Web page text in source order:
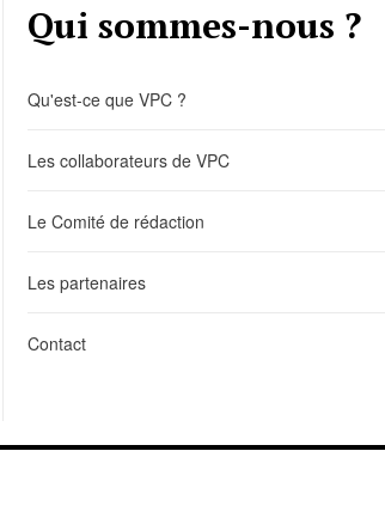
Qui sommes-nous ?
Qu'est-ce que VPC ?
Les collaborateurs de VPC
Le Comité de rédaction
Les partenaires
Contact